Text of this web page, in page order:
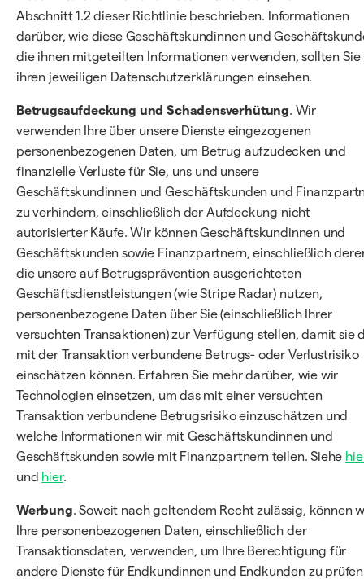
Abschnitt 1.2 dieser Richtlinie beschrieben. Informationen
darüber, wie diese Geschäftskundinnen und
die ihnen mitgeteilten Informationen verwenden, sollten Sie
ihren jeweiligen Datenschutzerklärungen einsehen.
Betrugsaufdeckung und Schadensverhütung. Wir
verwenden Ihre über unsere Dienste eingezogenen
personenbezogenen Daten, um Betrug aufzudecken und
finanzielle Verluste für Sie, uns und unsere
Geschäftskundinnen und Geschäftskunden und
zu verhindern, einschließlich der Aufdeckung nicht
autorisierter Käufe. Wir können Geschäftskundinnen und
Geschäftskunden sowie Finanzpartnern, einschließlich
die unsere auf Betrugsprävention ausgerichteten
Geschäftsdienstleistungen (wie Stripe Radar) nutzen,
personenbezogene Daten über Sie (einschließlich Ihrer
versuchten Transaktionen) zur Verfügung stellen, damit sie
mit der Transaktion verbundene Betrugs- oder Verlustrisiko
einschätzen können. Erfahren Sie mehr darüber, wie wir
Technologien einsetzen, um das mit einer versuchten
Transaktion verbundene Betrugsrisiko einzuschätzen und
welche Informationen wir mit Geschäftskundinnen und
Geschäftskunden sowie mit Finanzpartnern teilen. Siehe
und hier.
Werbung. Soweit nach geltendem Recht zulässig, können
Ihre personenbezogenen Daten, einschließlich der
Transaktionsdaten, verwenden, um Ihre Berechtigung für
andere Dienste für Endkundinnen und Endkunden zu prüfen